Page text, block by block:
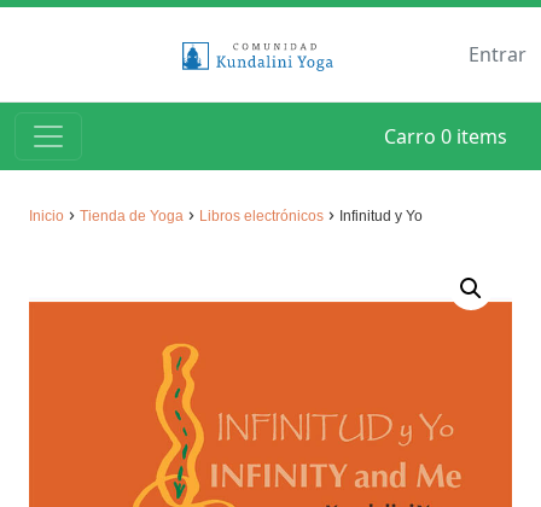
Entrar
Carro 0 items
Inicio › Tienda de Yoga › Libros electrónicos › Infinitud y Yo